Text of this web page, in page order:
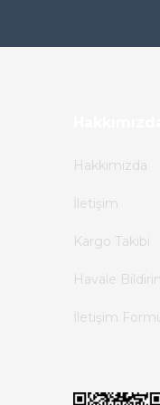
geçti.
ama
Hakkımızda
İletişim
Kargo Takibi
Havale
İletişim